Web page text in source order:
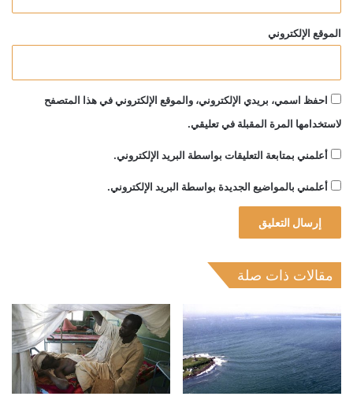
الموقع الإلكتروني
احفظ اسمي، بريدي الإلكتروني، والموقع الإلكتروني في هذا المتصفح
لاستخدامها المرة المقبلة في تعليقي.
أعلمني بمتابعة التعليقات بواسطة البريد الإلكتروني.
أعلمني بالمواضيع الجديدة بواسطة البريد الإلكتروني.
مقالات ذات صلة